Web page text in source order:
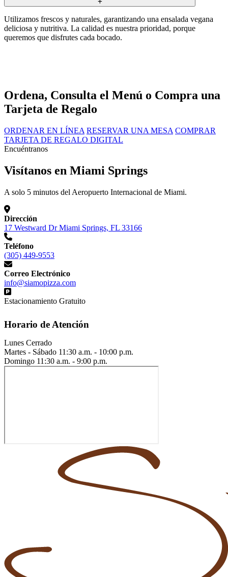
Utilizamos frescos y naturales, garantizando una ensalada vegana
deliciosa y nutritiva. La calidad es nuestra prioridad, porque
queremos que disfrutes cada bocado.
Ordena, Consulta el Menú o Compra una
Tarjeta de Regalo
ORDENAR EN LÍNEA RESERVAR UNA MESA COMPRAR
TARJETA DE REGALO DIGITAL
Encuéntranos
Visítanos en Miami Springs
A solo 5 minutos del Aeropuerto Internacional de Miami.
Dirección
17 Westward Dr Miami Springs, FL 33166
Teléfono
(305) 449-9553
Correo Electrónico
info@siamopizza.com
Estacionamiento Gratuito
Horario de Atención
Lunes Cerrado
Martes - Sábado 11:30 a.m. - 10:00 p.m.
Domingo 11:30 a.m. - 9:00 p.m.